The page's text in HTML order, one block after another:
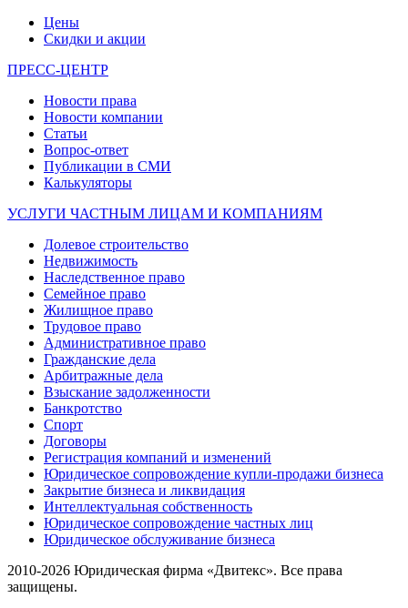
Цены
Скидки и акции
ПРЕСС-ЦЕНТР
Новости права
Новости компании
Статьи
Вопрос-ответ
Публикации в СМИ
Калькуляторы
УСЛУГИ ЧАСТНЫМ ЛИЦАМ И КОМПАНИЯМ
Долевое строительство
Недвижимость
Наследственное право
Семейное право
Жилищное право
Трудовое право
Административное право
Гражданские дела
Арбитражные дела
Взыскание задолженности
Банкротство
Спорт
Договоры
Регистрация компаний и изменений
Юридическое сопровождение купли-продажи бизнеса
Закрытие бизнеса и ликвидация
Интеллектуальная собственность
Юридическое сопровождение частных лиц
Юридическое обслуживание бизнеса
2010-2026 Юридическая фирма «Двитекс». Все права
защищены.